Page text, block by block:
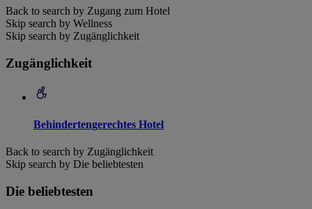
Back to search by Zugang zum Hotel
Skip search by Wellness
Skip search by Zugänglichkeit
Zugänglichkeit
Behindertengerechtes Hotel
Back to search by Zugänglichkeit
Skip search by Die beliebtesten
Die beliebtesten